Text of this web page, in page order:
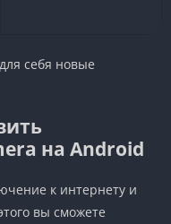
себя новые
на Android
к интернету и
вы сможете